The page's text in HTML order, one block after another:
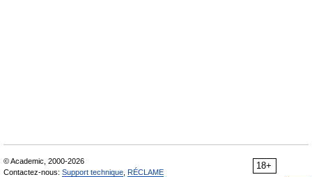
18+
© Academic, 2000-2026
Contactez-nous: Support technique RÉCLAME